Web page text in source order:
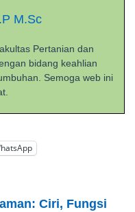
M.Sc
Pertanian dan
bidang keahlian
Semoga web ini
Ciri, Fungsi